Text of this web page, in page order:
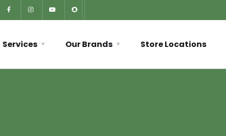
Services Our Brands Store Locations